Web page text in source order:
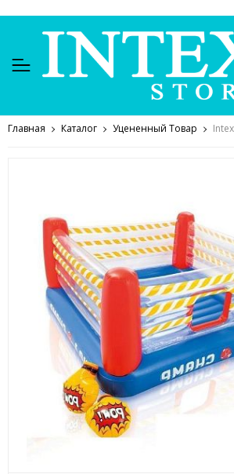
Главная Каталог Уцененный Товар